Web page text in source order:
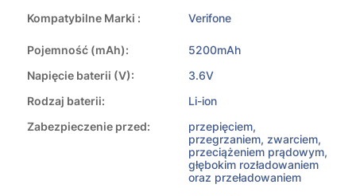
Kompatybilne Marki : Verifone
Pojemność (mAh):
5200mAh
Napięcie baterii (V):
3.6V
Rodzaj baterii:
Li-ion
Zabezpieczenie przed:
przepięciem,
przegrzaniem, zwarciem,
przeciążeniem prądowym,
głębokim rozładowaniem
oraz przeładowaniem